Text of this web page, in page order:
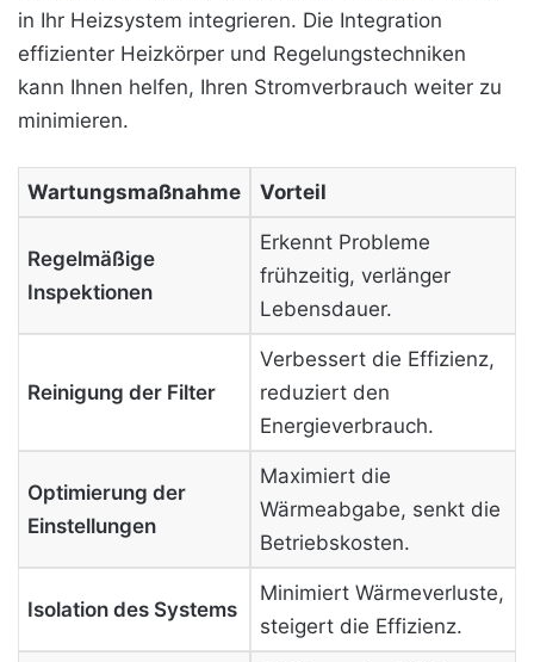
in Ihr Heizsystem integrieren. Die Integration
effizienter Heizkörper und Regelungstechniken
kann Ihnen helfen, Ihren Stromverbrauch weiter zu
minimieren.
Wartungsmaßnahme Vorteil
Regelmäßige
Inspektionen
Erkennt Probleme
frühzeitig, verlänger
Lebensdauer.
Reinigung der Filter
Verbessert die Effizienz,
reduziert den
Energieverbrauch.
Optimierung der
Einstellungen
Maximiert die
Wärmeabgabe, senkt die
Betriebskosten.
Isolation des Systems
Minimiert Wärmeverluste,
steigert die Effizienz.